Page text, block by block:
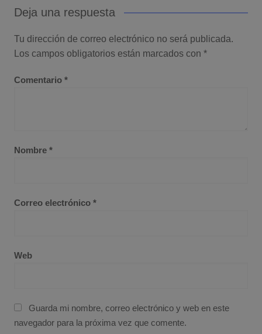
Deja una respuesta
Tu dirección de correo electrónico no será publicada.
Los campos obligatorios están marcados con *
Comentario *
Nombre *
Correo electrónico *
Web
Guarda mi nombre, correo electrónico y web en este
navegador para la próxima vez que comente.